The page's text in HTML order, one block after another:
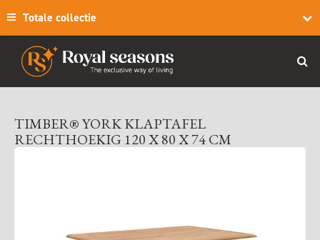
Totale collectie
TIMBER® YORK KLAPTAFEL
RECHTHOEKIG 120 X 80 X 74 CM